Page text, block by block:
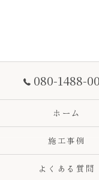
080-1488-
ホーム
施工事例
よくある質問